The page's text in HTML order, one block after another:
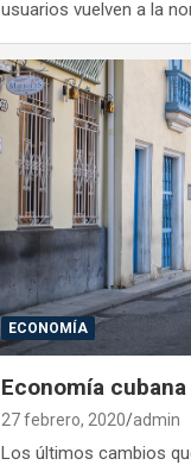
usuarios vuelven a la
ECONOMÍA
Economía
27 febrero, 2020 admin
Los últimos cambios